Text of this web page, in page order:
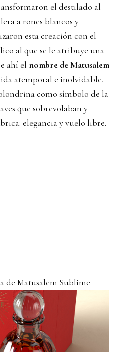
el destilado al
a rones blancos y
esta creación con el
al que se le atribuye una
ahí el nombre de Matusalem
atemporal e inolvidable.
como símbolo de la
que sobrevolaban y
elegancia y vuelo libre.
de Matusalem Sublime